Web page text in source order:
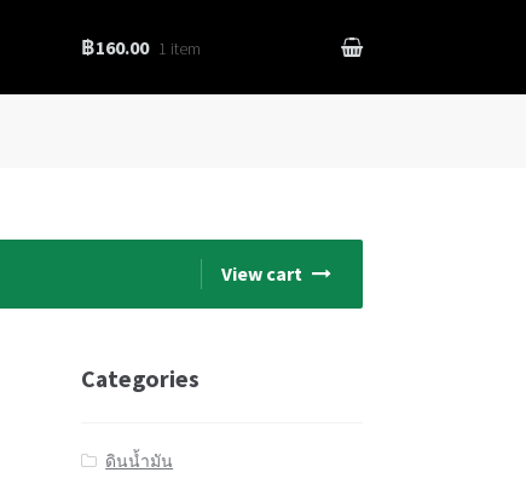
฿160.00 1 item
View cart
Categories
ดินน้ำมัน